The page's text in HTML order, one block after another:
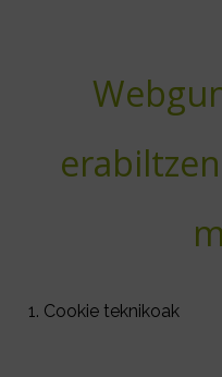
Cookie teknikoak